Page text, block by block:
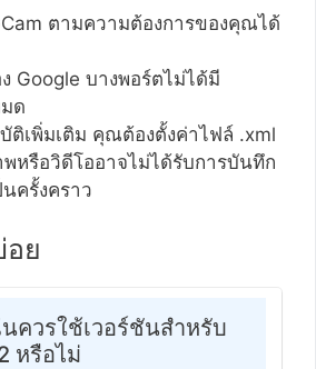
ตามความต้องการของคุณได้
Google บางพอร์ตไม่ได้มี
ด
ติเพิ่มเติม คุณต้องตั้งค่าไฟล์ .xml
พหรือวิดีโออาจไม่ได้รับการบันทึก
ครั้งคราว
ย
ควรใช้เวอร์ชันสำหรับ
หรือไม่